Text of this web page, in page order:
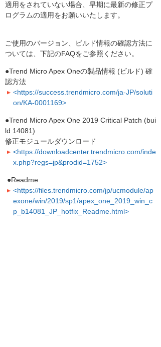
適用をされていない場合、早期に最新の修正プ
ログラムの適用をお願いいたします。
ご使用のバージョン、ビルド情報の確認方法に
ついては、下記のFAQをご参照ください。
●Trend Micro Apex Oneの製品情報 (ビルド) 確
認方法
<https://success.trendmicro.com/ja-JP/soluti
on/KA-0001169>
●Trend Micro Apex One 2019 Critical Patch (bui
ld 14081)
修正モジュールダウンロード
<https://downloadcenter.trendmicro.com/inde
x.php?regs=jp&prodid=1752>
●Readme
<https://files.trendmicro.com/jp/ucmodule/ap
exone/win/2019/sp1/apex_one_2019_win_c
p_b14081_JP_hotfix_Readme.html>